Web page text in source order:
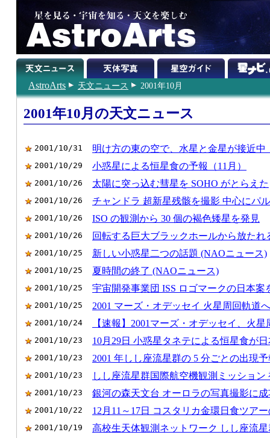
AstroArts 天文ニュース 2001年10月
2001年10月の天文ニュース
2001/10/31 明け方の東の空で、水星と金星が接近中
2001/10/29 小惑星による恒星食の予報（11月）
2001/10/26 太陽に突っ込む彗星を SOHO がとらえた
2001/10/26 チャンドラ 超新星残骸を撮影 中心にパ
2001/10/26 ISO の観測から 30 個の褐色矮星を発見
2001/10/26 回転する巨大ブラックホールから放たれ
2001/10/25 新しい小惑星二つの話題 (NAOニュース)
2001/10/25 夏時間の終了 (NAOニュース)
2001/10/25 宇宙開発事業団 ISS ロゴマークの日本案
2001/10/25 2001 マーズ・オデッセイ 火星周回軌道
2001/10/24 【速報】2001マーズ・オデッセイ、火
2001/10/23 10月29日 小惑星タネテによる恒星食が
2001/10/23 2001 年しし座流星群の 5 分ごとの出現
2001/10/23 しし座流星群国際航空機観測ミッション
2001/10/23 銀河の森天文台 オーロラの写真撮影に成
2001/10/22 12月11～17日 コスタリカ金環日食ツア
2001/10/19 高校生天体観測ネットワーク しし座流